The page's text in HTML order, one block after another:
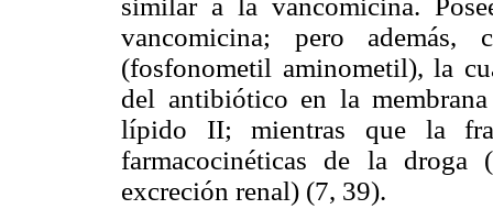
similar a la vancomicina.
vancomicina; pero además,
(fosfonometil aminometil), la
del antibiótico en la
lípido II; mientras que la
farmacocinéticas de la droga
excreción renal) (7, 39).